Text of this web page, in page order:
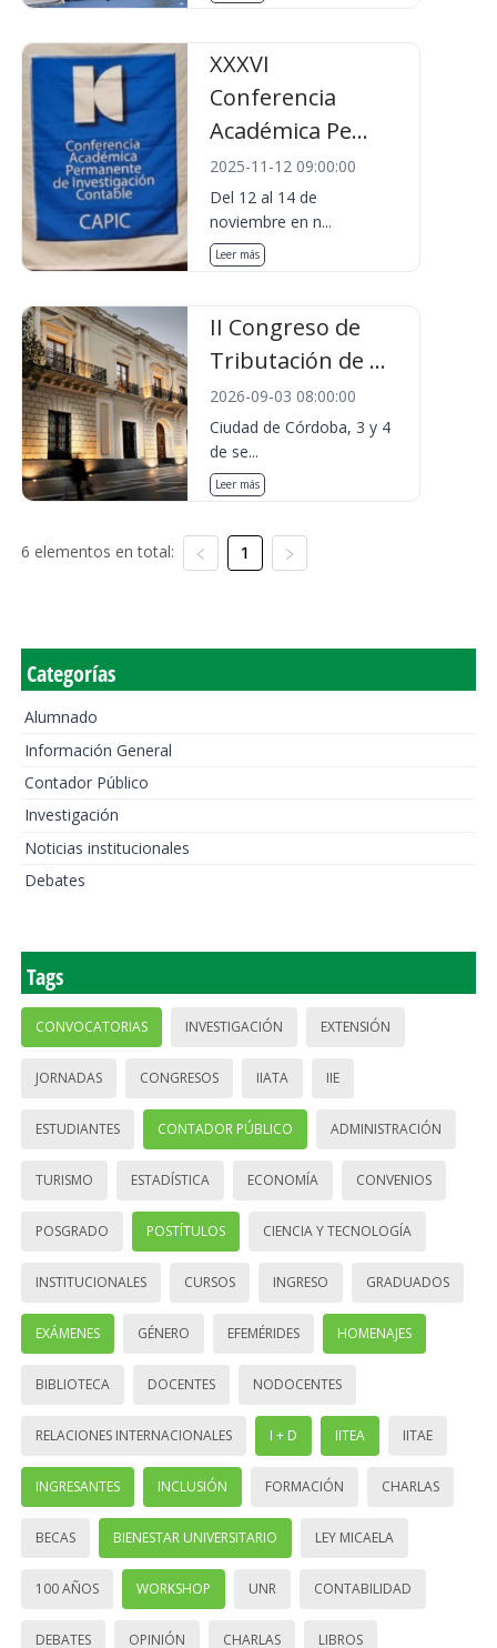
XXXVI
Conferencia
Académica Pe...
2025-11-12 09:00:00
Del 12 al 14 de
noviembre en n...
Leer más
II Congreso de
Tributación de ...
2026-09-03 08:00:00
Ciudad de Córdoba, 3 y 4
de se...
Leer más
6 elementos en total: 1
Categorías
Alumnado
Información General
Contador Público
Investigación
Noticias institucionales
Debates
Tags
CONVOCATORIAS INVESTIGACIÓN EXTENSIÓN
JORNADAS CONGRESOS IIATA IIE
ESTUDIANTES CONTADOR PÚBLICO ADMINISTRACIÓN
TURISMO ESTADÍSTICA ECONOMÍA CONVENIOS
POSGRADO POSTÍTULOS CIENCIA Y TECNOLOGÍA
INSTITUCIONALES CURSOS INGRESO GRADUADOS
EXÁMENES GÉNERO EFEMÉRIDES HOMENAJES
BIBLIOTECA DOCENTES NODOCENTES
RELACIONES INTERNACIONALES I + D IITEA IITAE
INGRESANTES INCLUSIÓN FORMACIÓN CHARLAS
BECAS BIENESTAR UNIVERSITARIO LEY MICAELA
100 AÑOS WORKSHOP UNR CONTABILIDAD
DEBATES OPINIÓN CHARLAS LIBROS